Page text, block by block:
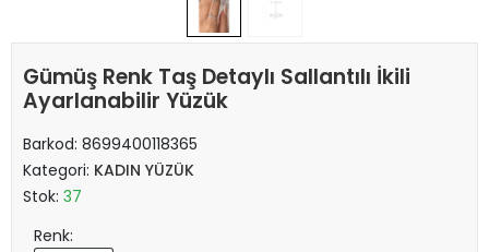
Gümüş Renk Taş Detaylı Sallantılı İkili
Ayarlanabilir Yüzük
Barkod: 8699400118365
Kategori: KADIN YÜZÜK
Stok: 37
Renk: